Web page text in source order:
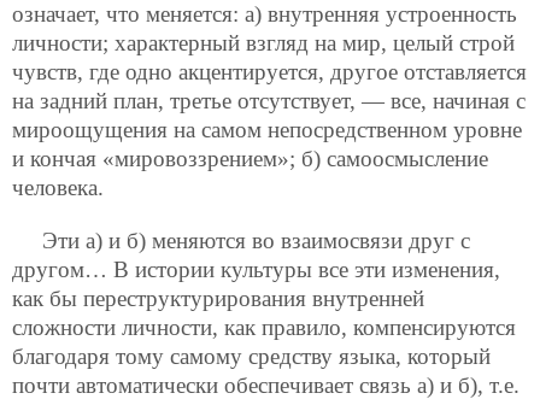
означает, что меняется: а) внутренняя устроенность
личности; характерный взгляд на мир, целый строй
чувств, где одно акцентируется, другое отставляется
на задний план, третье отсутствует, — все, начиная с
мироощущения на самом непосредственном уровне
и кончая «мировоззрением»; б) самоосмысление
человека.
Эти а) и б) меняются во взаимосвязи друг с
другом… В истории культуры все эти изменения,
как бы переструктурирования внутренней
сложности личности, как правило, компенсируются
благодаря тому самому средству языка, который
почти автоматически обеспечивает связь а) и б), т.е.